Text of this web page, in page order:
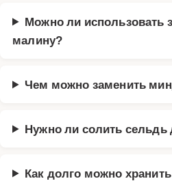
Можно ли использовать
малину?
Чем можно заменить
Нужно ли солить сельдь
Как долго можно